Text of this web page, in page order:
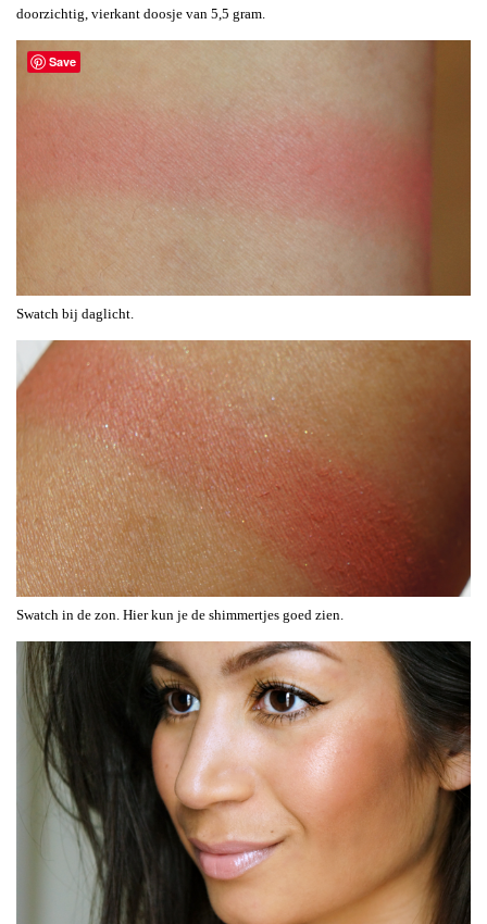
doorzichtig, vierkant doosje van 5,5 gram.
Swatch bij daglicht.
Swatch in de zon. Hier kun je de shimmertjes goed zien.
Save